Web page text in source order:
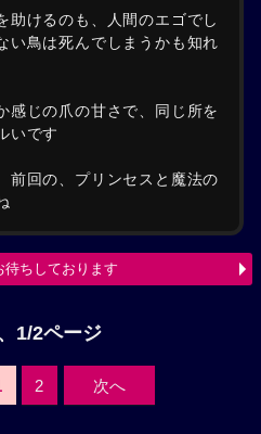
助けるのも、人間のエゴでし
い鳥は死んでしまうかも知れ
感じの爪の甘さで、同じ所を
いです
前回の、プリンセスと魔法の
待ちしております
1/2ページ
2 次へ